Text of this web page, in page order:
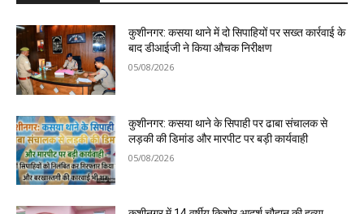
कुशीनगर: कसया थाने में दो सिपाहियों पर सख्त कार्रवाई के
बाद डीआईजी ने किया औचक निरीक्षण
05/08/2026
कुशीनगर: कसया थाने के सिपाही पर ढाबा संचालक से
लड़की की डिमांड और मारपीट पर बड़ी कार्यवाही
05/08/2026